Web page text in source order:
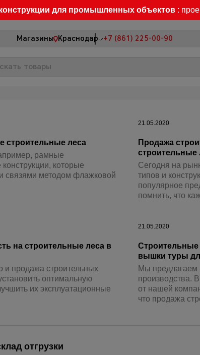
для промышленных объектов :
Магазины Краснодар +7 (861) 225-00-90
строительные леса
рамные
которые
связями методом флажковой
21.05.2020
Продажа
строительные
Сегодня на
типов и
популярное
помнить, что
на строительные леса в
и продажа строительных
оптимальную
их эксплуатационные
21.05.2020
Строительные
вышки туры
Мы предлагаем
производства.
от нашей
что продажа
отгрузки